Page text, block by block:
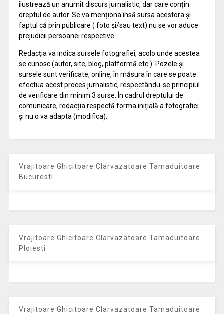
ilustrează un anumit discurs jurnalistic, dar care conțin
dreptul de autor. Se va menționa însă sursa acestora și
faptul că prin publicare ( foto și/sau text) nu se vor aduce
prejudicii persoanei respective.
Redacția va indica sursele fotografiei, acolo unde acestea
se cunosc (autor, site, blog, platformă etc.). Pozele și
sursele sunt verificate, online, în măsura în care se poate
efectua acest proces jurnalistic, respectându-se principiul
de verificare din minim 3 surse. În cadrul dreptului de
comunicare, redacția respectă forma inițială a fotografiei
și nu o va adapta (modifica).
Vrajitoare Ghicitoare Clarvazatoare Tamaduitoare
Bucuresti
Vrajitoare Ghicitoare Clarvazatoare Tamaduitoare
Ploiesti
Vrajitoare Ghicitoare Clarvazatoare Tamaduitoare